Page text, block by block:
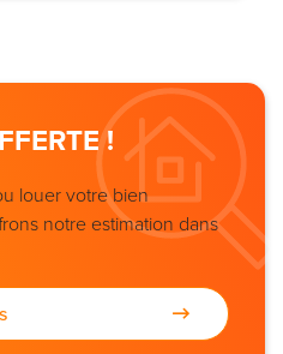
!
louer votre bien
notre estimation dans